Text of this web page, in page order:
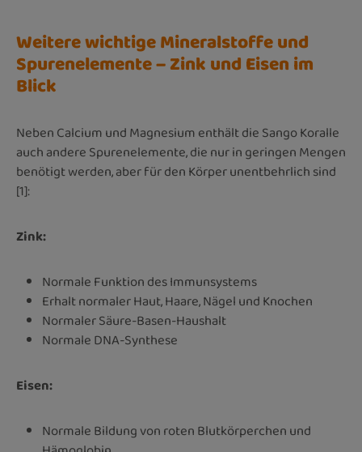
Weitere wichtige Mineralstoffe und
Spurenelemente – Zink und Eisen im
Blick
Neben Calcium und Magnesium enthält die Sango Koralle
auch andere Spurenelemente, die nur in geringen Mengen
benötigt werden, aber für den Körper unentbehrlich sind
[1]:
Zink:
Normale Funktion des Immunsystems
Erhalt normaler Haut, Haare, Nägel und Knochen
Normaler Säure-Basen-Haushalt
Normale DNA-Synthese
Eisen:
Normale Bildung von roten Blutkörperchen und